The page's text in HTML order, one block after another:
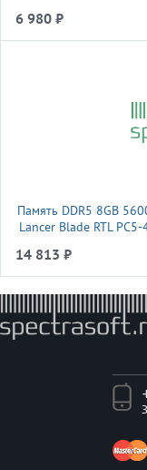
6 980 ₽
Память DDR5 8GB
Lancer Blade RTL
14 813 ₽